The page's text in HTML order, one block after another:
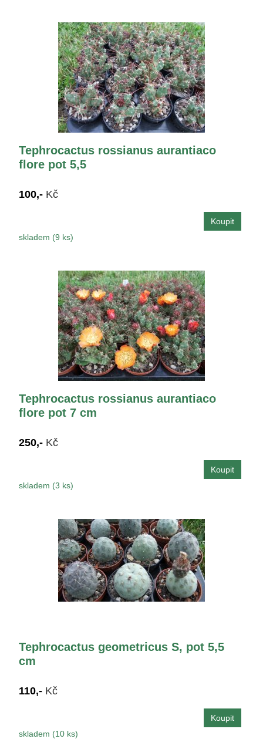
Tephrocactus rossianus aurantiaco
flore pot 5,5
100,- Kč
skladem (9 ks)
Tephrocactus rossianus aurantiaco
flore pot 7 cm
250,- Kč
skladem (3 ks)
Tephrocactus geometricus S, pot 5,5
cm
110,- Kč
skladem (10 ks)